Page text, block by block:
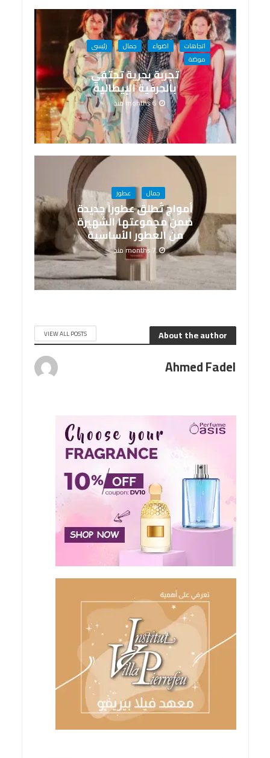
اتجاهات اضواء جمال
رئيسى
موضة
تجربة بحرية تحتفي
بالحِرفية الإيطالية
6 months منذ
جمال عطور
أمواج تُطلق عطوراً جديدة
ضمن مجموعتها الشهيرة
من العطور الأساسية
7 months منذ
About the author
VIEW ALL POSTS
Ahmed Fadel